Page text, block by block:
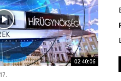
– 2008 Turi
02:40:06